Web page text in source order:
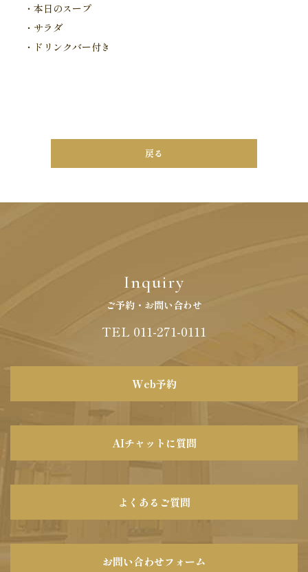
・本日のスープ
・サラダ
・ドリンクバー付き
戻る
Inquiry
ご予約・お問い合わせ
TEL 011-271-0111
Web予約
AIチャットに質問
よくあるご質問
お問い合わせフォーム